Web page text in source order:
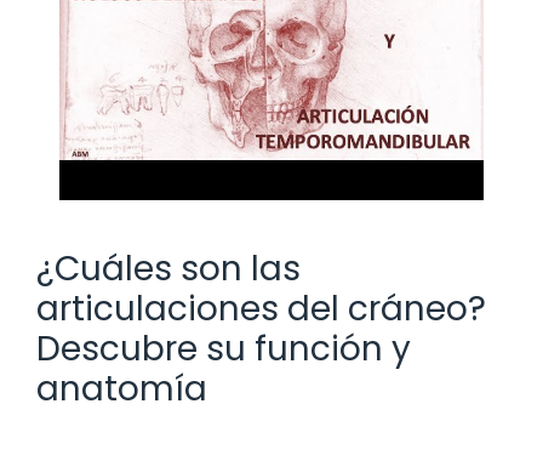
¿Cuáles son las
articulaciones del cráneo?
Descubre su función y
anatomía